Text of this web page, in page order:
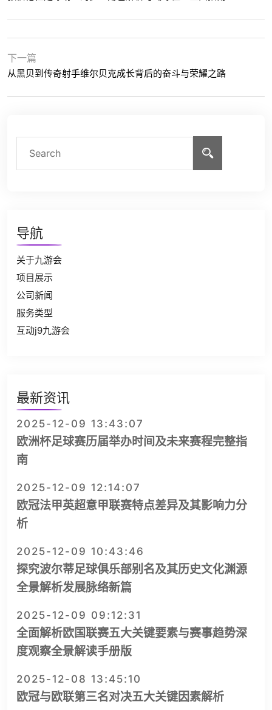
下一篇
从黑贝到传奇射手维尔贝克成长背后的奋斗与荣耀之路
导航
关于九游会
项目展示
公司新闻
服务类型
互动j9九游会
最新资讯
2025-12-09 13:43:07
欧洲杯足球赛历届举办时间及未来赛程完整指
南
2025-12-09 12:14:07
欧冠法甲英超意甲联赛特点差异及其影响力分
析
2025-12-09 10:43:46
探究波尔蒂足球俱乐部别名及其历史文化渊源
全景解析发展脉络新篇
2025-12-09 09:12:31
全面解析欧国联赛五大关键要素与赛事趋势深
度观察全景解读手册版
2025-12-08 13:45:10
欧冠与欧联第三名对决五大关键因素解析